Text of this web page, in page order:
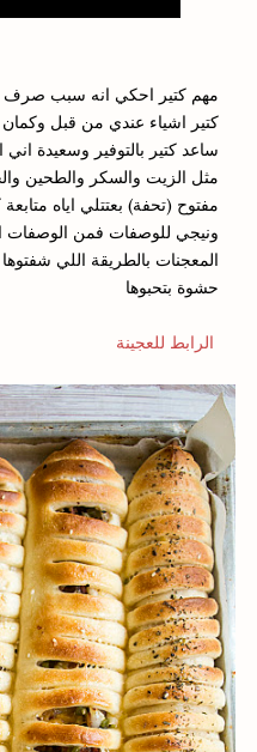
مهم كتير احكي انه سبب صرف
كتير اشياء عندي من قبل وكمان
ساعد كتير بالتوفير وسعيدة
مثل الزيت والسكر والطحين
مفتوح (تحفة) بعتتلي اياه
ونيجي للوصفات فمن الوصفات
المعجنات بالطريقة اللي
حشوة بتحبوها
الرابط للعجينة